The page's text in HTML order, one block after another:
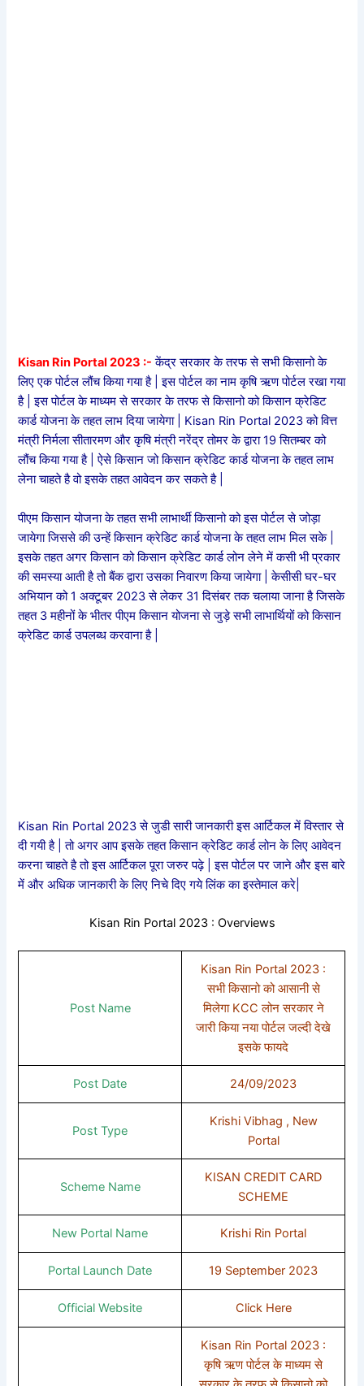
Kisan Rin Portal 2023 :- केंद्र सरकार के तरफ से सभी किसानो के
लिए एक पोर्टल लौंच किया गया है | इस पोर्टल का नाम कृषि ऋण पोर्टल रखा गया
है | इस पोर्टल के माध्यम से सरकार के तरफ से किसानो को किसान क्रेडिट
कार्ड योजना के तहत लाभ दिया जायेगा | Kisan Rin Portal 2023 को वित्त
मंत्री निर्मला सीतारमण और कृषि मंत्री नरेंद्र तोमर के द्वारा 19 सितम्बर को
लौंच किया गया है | ऐसे किसान जो किसान क्रेडिट कार्ड योजना के तहत लाभ
लेना चाहते है वो इसके तहत आवेदन कर सकते है |
पीएम किसान योजना के तहत सभी लाभार्थी किसानो को इस पोर्टल से जोड़ा
जायेगा जिससे की उन्हें किसान क्रेडिट कार्ड योजना के तहत लाभ मिल सके |
इसके तहत अगर किसान को किसान क्रेडिट कार्ड लोन लेने में कसी भी प्रकार
की समस्या आती है तो बैंक द्वारा उसका निवारण किया जायेगा | केसीसी घर-घर
अभियान को 1 अक्टूबर 2023 से लेकर 31 दिसंबर तक चलाया जाना है जिसके
तहत 3 महीनों के भीतर पीएम किसान योजना से जुड़े सभी लाभार्थियों को किसान
क्रेडिट कार्ड उपलब्ध करवाना है |
Kisan Rin Portal 2023 से जुडी सारी जानकारी इस आर्टिकल में विस्तार से
दी गयी है | तो अगर आप इसके तहत किसान क्रेडिट कार्ड लोन के लिए आवेदन
करना चाहते है तो इस आर्टिकल पूरा जरुर पढ़े | इस पोर्टल पर जाने और इस बारे
में और अधिक जानकारी के लिए निचे दिए गये लिंक का इस्तेमाल करे|
Kisan Rin Portal 2023 : Overviews
Post Name
Kisan Rin Portal 2023 :
सभी किसानो को आसानी से
मिलेगा KCC लोन सरकार ने
जारी किया नया पोर्टल जल्दी देखे
इसके फायदे
Post Date 24/09/2023
Post Type
Krishi Vibhag , New
Portal
Scheme Name
KISAN CREDIT CARD
SCHEME
New Portal Name Krishi Rin Portal
Portal Launch Date 19 September 2023
Official Website Click Here
Kisan Rin Portal 2023 :
कृषि ऋण पोर्टल के माध्यम से